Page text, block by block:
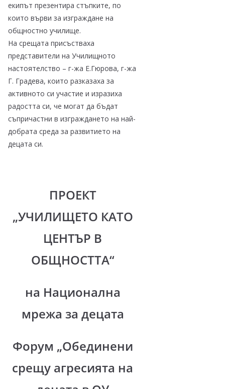
екипът презентира стъпките, по
които върви за изграждане на
общностно училище.
На срещата присъстваха
представители на Училищното
настоятелство – г-жа Е.Гюрова, г-жа
Г. Градева, които разказаха за
активното си участие и изразиха
радостта си, че могат да бъдат
съпричастни в изграждането на най-
добрата среда за развитието на
децата си.
ПРОЕКТ
„УЧИЛИЩЕТО КАТО
ЦЕНТЪР В
ОБЩНОСТТА“
на Национална
мрежа за децата
Форум „Обединени
срещу агресията на